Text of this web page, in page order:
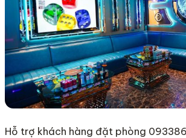
Hỗ trợ khách hàng đặt phòng